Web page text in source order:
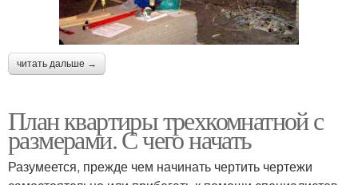
читать дальше →
План квартиры трехкомнатной с
размерами. С чего начать
Разумеется, прежде чем начинать чертить чертежи